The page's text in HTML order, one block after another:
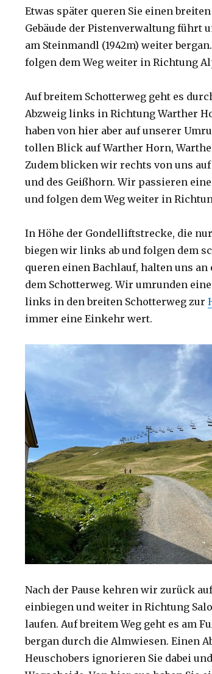
Etwas später queren Sie einen
Gebäude der Pistenverwaltung führt
am Steinmandl (1942m) weiter
folgen dem Weg weiter in Richtung
Auf breitem Schotterweg geht es
Abzweig links in Richtung Warther
haben von hier aber auf unserer
tollen Blick auf Warther Horn,
Zudem blicken wir rechts von uns
und des Geißhorn. Wir passieren
und folgen dem Weg weiter in
In Höhe der Gondelliftstrecke, die
biegen wir links ab und folgen dem
queren einen Bachlauf, halten uns
dem Schotterweg. Wir umrunden
links in den breiten Schotterweg zur
immer eine Einkehr wert.
Nach der Pause kehren wir zurück
einbiegen und weiter in Richtung
laufen. Auf breitem Weg geht es am
bergan durch die Almwiesen. Einen
Heuschobers ignorieren Sie dabei